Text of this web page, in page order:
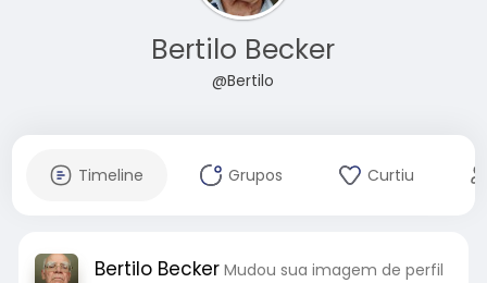
Bertilo Becker
@Bertilo
Timeline Grupos Curtiu
Bertilo Becker Mudou sua imagem de perfil